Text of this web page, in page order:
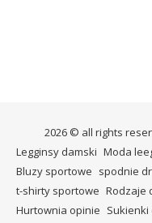
2026 © all rights
Legginsy damski Moda
Bluzy sportowe spodnie
t-shirty sportowe Rodzaje
Hurtownia opinie Sukienki